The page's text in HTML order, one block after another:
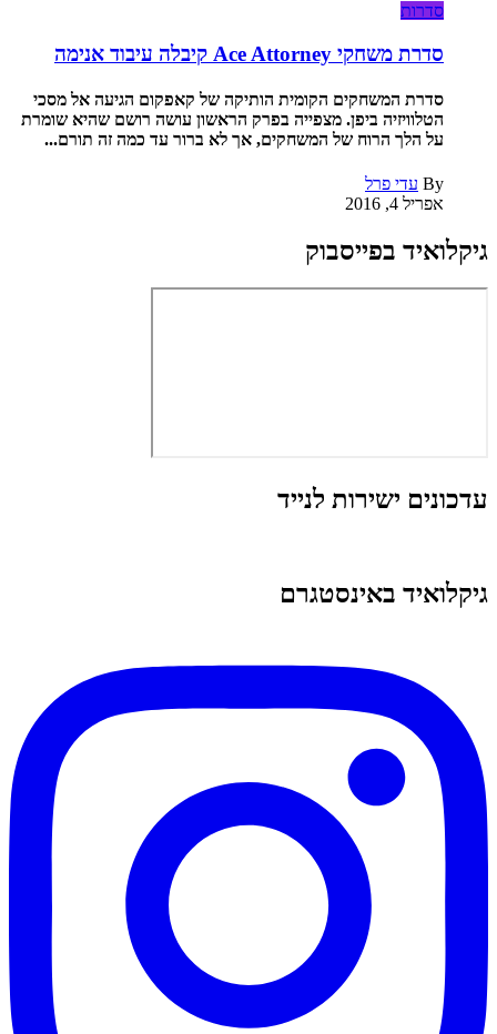
סדרות
סדרת משחקי Ace Attorney קיבלה עיבוד אנימה
סדרת המשחקים הקומית הותיקה של קאפקום הגיעה אל מסכי
הטלוויזיה ביפן. מצפייה בפרק הראשון עושה רושם שהיא שומרת
על הלך הרוח של המשחקים, אך לא ברור עד כמה זה תורם...
By עדי פרל
אפריל 4, 2016
גיקלואיד בפייסבוק
עדכונים ישירות לנייד
גיקלואיד באינסטגרם